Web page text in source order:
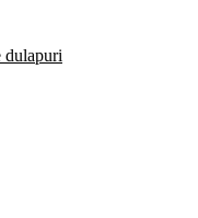
dulapuri